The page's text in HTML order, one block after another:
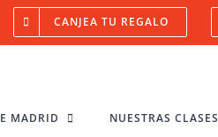
CANJEA TU REGALO
MADRID NUESTRAS CLASES